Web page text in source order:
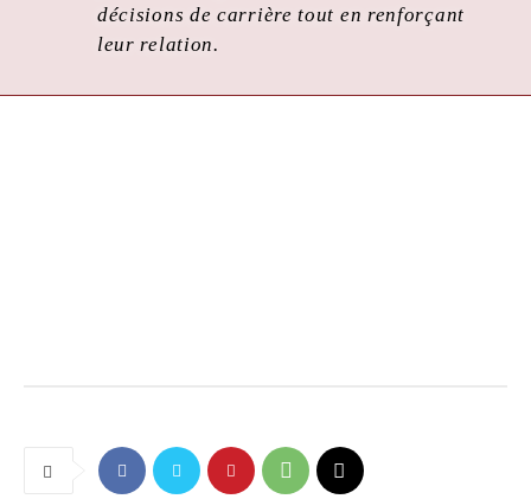
décisions de carrière tout en renforçant
leur relation.